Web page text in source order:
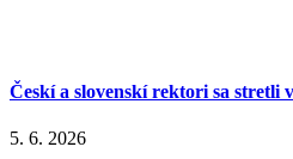
Českí a slovenskí rektori sa stretli
5. 6. 2026